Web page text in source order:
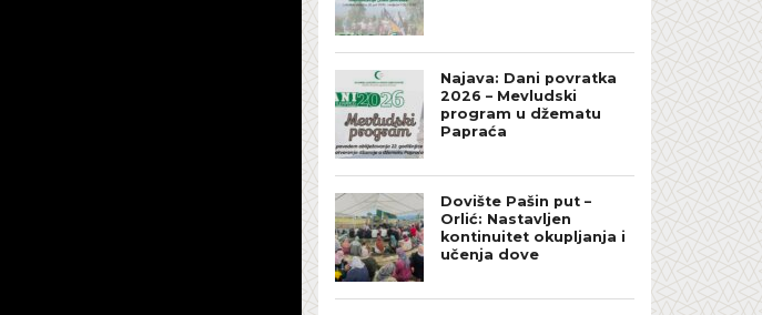
Najava: Dani povratka
2026 – Mevludski
program u džematu
Papraća
Dovište Pašin put –
Orlić: Nastavljen
kontinuitet okupljanja i
učenja dove